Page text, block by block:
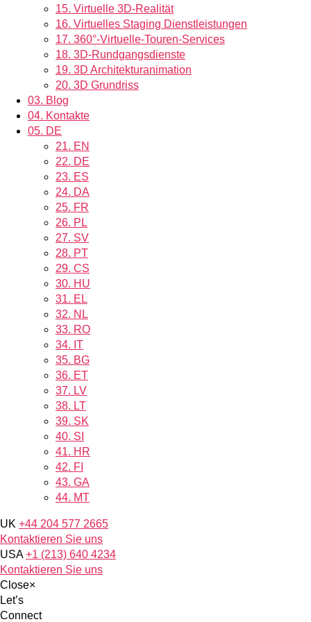
15. Virtuelle 3D-Realität
16. Virtuelles Staging Dienstleistungen
17. 360°-Virtuelle-Touren-Services
18. 3D-Rundgangsdienste
19. 3D Architekturanimation
20. 3D Grundriss
03. Blog
04. Kontakte
05. DE
21. EN
22. DE
23. ES
24. DA
25. FR
26. PL
27. SV
28. PT
29. CS
30. HU
31. EL
32. NL
33. RO
34. IT
35. BG
36. ET
37. LV
38. LT
39. SK
40. SI
41. HR
42. FI
43. GA
44. MT
UK +44 204 577 2665
Kontaktieren Sie uns
USA +1 (213) 640 4234
Kontaktieren Sie uns
Close×
Let’s
Connect